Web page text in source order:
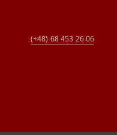
(+48) 68 453 26 06